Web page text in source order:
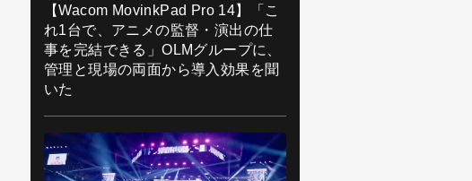
【Wacom MovinkPad Pro 14】「こ
れ1台で、アニメの監督・演出の仕
事を完結できる」OLMグループに、
管理と現場の両面から導入効果を聞
いた